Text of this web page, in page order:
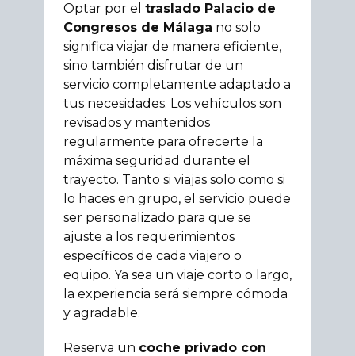
Optar por el traslado Palacio de
Congresos de Málaga no solo
significa viajar de manera eficiente,
sino también disfrutar de un
servicio completamente adaptado a
tus necesidades. Los vehículos son
revisados y mantenidos
regularmente para ofrecerte la
máxima seguridad durante el
trayecto. Tanto si viajas solo como si
lo haces en grupo, el servicio puede
ser personalizado para que se
ajuste a los requerimientos
específicos de cada viajero o
equipo. Ya sea un viaje corto o largo,
la experiencia será siempre cómoda
y agradable.
Reserva un coche privado con